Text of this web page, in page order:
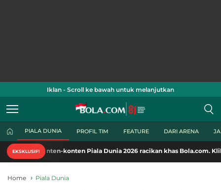
Iklan - Scroll ke bawah untuk melanjutkan
PIALA DUNIA PROFIL TIM FEATURE DARI ARENA
EKSKLUSIF!
konten Piala Dunia 2026 racikan khas Bola.com. Klik di sini!
Home Piala Dunia